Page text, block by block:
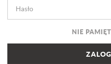
NIE